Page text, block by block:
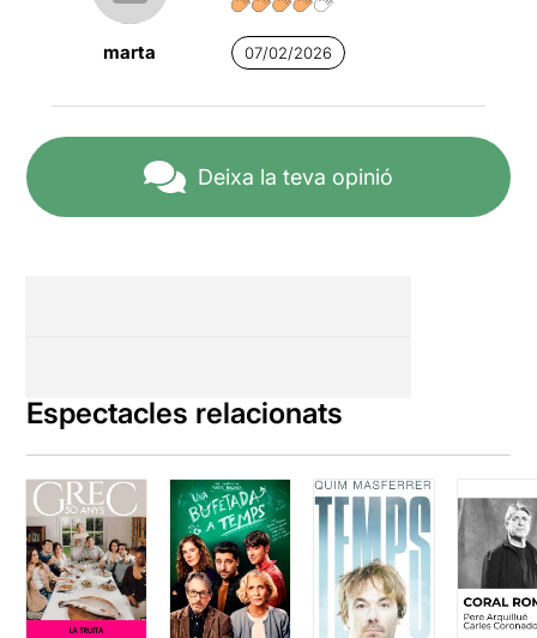
marta 07/02/2026
Deixa la teva opinió
Espectacles relacionats